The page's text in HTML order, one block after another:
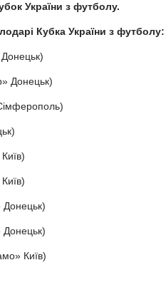
України з футболу.
Кубка України з футболу:
Донецьк)
Київ)